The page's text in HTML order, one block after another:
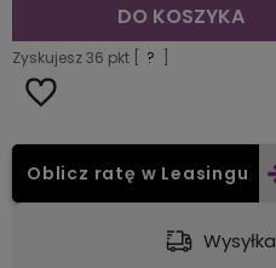
DO KOSZYKA
Zyskujesz36 pkt [ ?
Oblicz ratę w Leasingu
Dostawa: